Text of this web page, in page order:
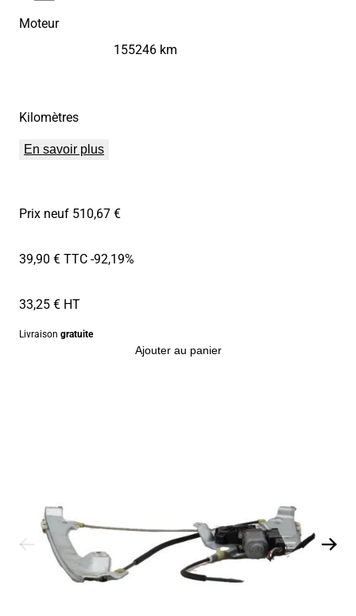
Moteur
Kilomètres
155246 km
En savoir plus
Prix neuf 510,67 €
39,90 € TTC-92,19%
33,25 € HT
Livraison gratuite
Ajouter au panier